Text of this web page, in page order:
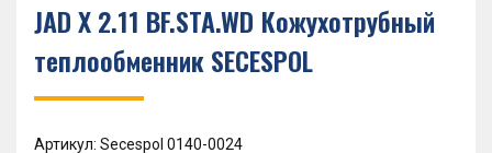
JAD X 2.11 BF.STA.WD Кожухотрубный
теплообменник SECESPOL
Артикул: Secespol 0140-0024